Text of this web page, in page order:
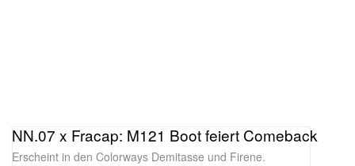
NN.07 x Fracap: M121 Boot feiert Comeback
Erscheint in den Colorways Demitasse und Firene.